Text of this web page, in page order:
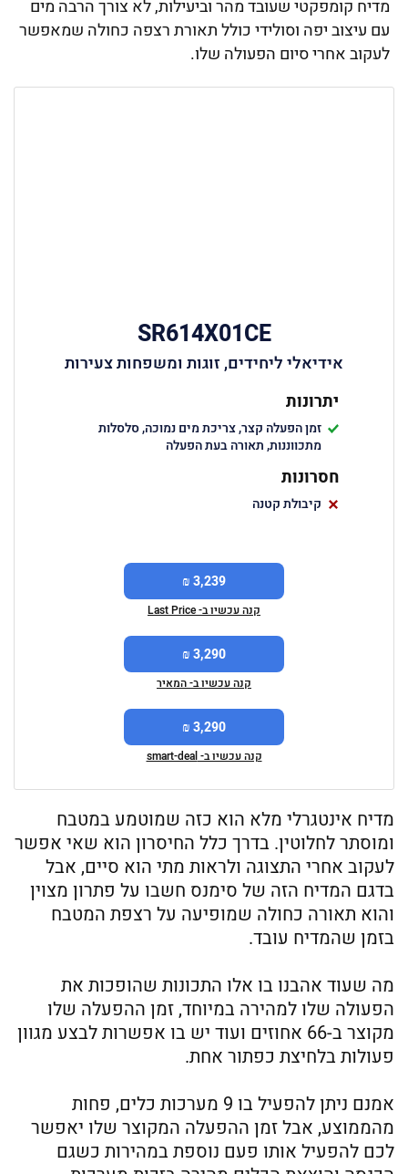
מדיח קומפקטי שעובד מהר וביעילות, לא צורך הרבה מים
עם עיצוב יפה וסולידי כולל תאורת רצפה כחולה שמאפשר
לעקוב אחרי סיום הפעולה שלו.
SR614X01CE
אידיאלי ליחידים, זוגות ומשפחות צעירות
יתרונות
זמן הפעלה קצר, צריכת מים נמוכה, סלסלות
מתכווננות, תאורה בעת הפעלה
חסרונות
קיבולת קטנה
3,239 ₪
קנה עכשיו ב- Last Price
3,290 ₪
קנה עכשיו ב- המאיר
3,290 ₪
קנה עכשיו ב- smart-deal
מדיח אינטגרלי מלא הוא כזה שמוטמע במטבח
ומוסתר לחלוטין. בדרך כלל החיסרון הוא שאי אפשר
לעקוב אחרי התצוגה ולראות מתי הוא סיים, אבל
בדגם המדיח הזה של סימנס חשבו על פתרון מצוין
והוא תאורה כחולה שמופיעה על רצפת המטבח
בזמן שהמדיח עובד.
מה שעוד אהבנו בו אלו התכונות שהופכות את
הפעולה שלו למהירה במיוחד, זמן ההפעלה שלו
מקוצר ב-66 אחוזים ועוד יש בו אפשרות לבצע מגוון
פעולות בלחיצת כפתור אחת.
אמנם ניתן להפעיל בו 9 מערכות כלים, פחות
מהממוצע, אבל זמן ההפעלה המקוצר שלו יאפשר
לכם להפעיל אותו פעם נוספת במהירות כשגם